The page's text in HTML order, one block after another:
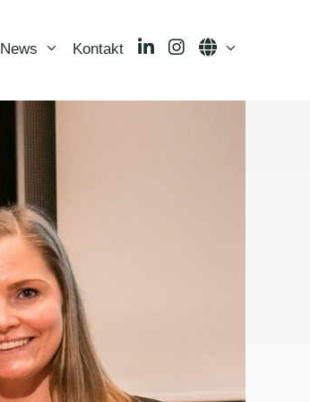
News Kontakt LinkedInInstagramLanguage